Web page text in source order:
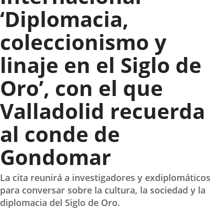
‘Diplomacia,
coleccionismo y
linaje en el Siglo de
Oro’, con el que
Valladolid recuerda
al conde de
Gondomar
La cita reunirá a investigadores y exdiplomáticos
para conversar sobre la cultura, la sociedad y la
diplomacia del Siglo de Oro.